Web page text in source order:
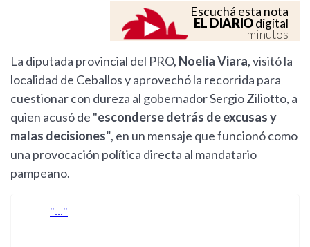
Escuchá esta nota
EL DIARIOdigital
minutos
La diputada provincial del PRO, Noelia Viara, visitó la
localidad de Ceballos y aprovechó la recorrida para
cuestionar con dureza al gobernador Sergio Ziliotto, a
quien acusó de "esconderse detrás de excusas y
malas decisiones", en un mensaje que funcionó como
una provocación política directa al mandatario
pampeano.